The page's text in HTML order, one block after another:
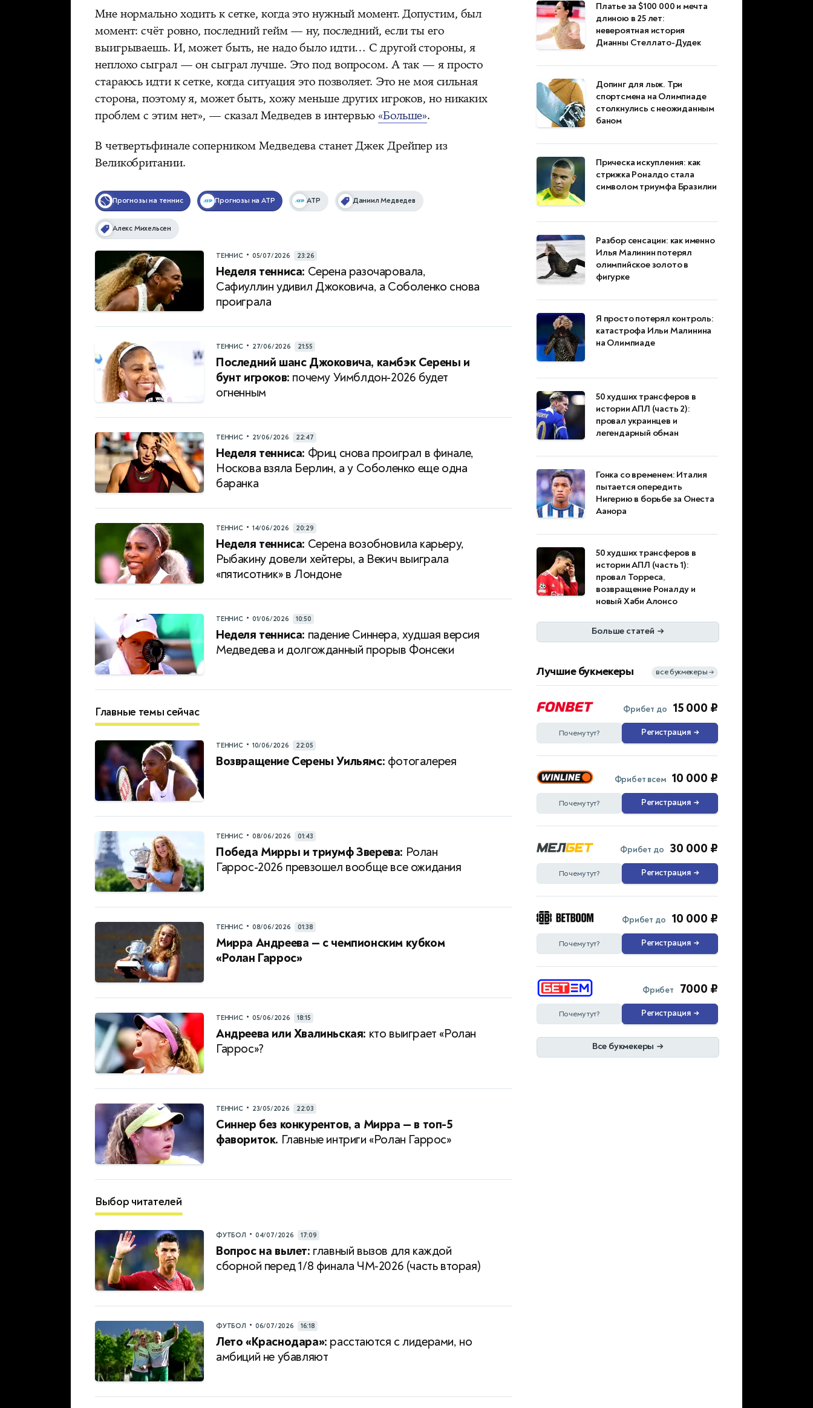
Мне нормально ходить к сетке, когда это нужный момент. Допустим, был
момент: счёт ровно, последний гейм — ну, последний, если ты его
выигрываешь. И, может быть, не надо было идти… С другой стороны, я
неплохо сыграл — он сыграл лучше. Это под вопросом. А так — я просто
стараюсь идти к сетке, когда ситуация это позволяет. Это не моя сильная
сторона, поэтому я, может быть, хожу меньше других игроков, но никаких
проблем с этим нет», — сказал Медведев в интервью«Больше».
В четвертьфинале соперником Медведева станет Джек Дрейпер из
Великобритании.
Прогнозы на теннис Прогнозы на ATP ATP Даниил Медведев
Алекс Михельсен
ТЕННИС • 05/07/2026 23:26
Неделя тенниса: Серена разочаровала,
Сафиуллин удивил Джоковича, а Соболенко снова
проиграла
ТЕННИС • 27/06/2026 21:55
Последний шанс Джоковича, камбэк Серены и
бунт игроков: почему Уимблдон-2026 будет
огненным
ТЕННИС • 21/06/2026 22:47
Неделя тенниса: Фриц снова проиграл в финале,
Носкова взяла Берлин, а у Соболенко еще одна
баранка
ТЕННИС • 14/06/2026 20:29
Неделя тенниса: Серена возобновила карьеру,
Рыбакину довели хейтеры, а Векич выиграла
«пятисотник» в Лондоне
ТЕННИС • 01/06/2026 10:50
Неделя тенниса: падение Синнера, худшая версия
Медведева и долгожданный прорыв Фонсеки
Главные темы сейчас
ТЕННИС • 10/06/2026 22:05
Возвращение Серены Уильямс: фотогалерея
ТЕННИС • 08/06/2026 01:43
Победа Мирры и триумф Зверева: Ролан
Гаррос-2026 превзошел вообще все ожидания
ТЕННИС • 08/06/2026 01:38
Мирра Андреева — с чемпионским кубком
«Ролан Гаррос»
ТЕННИС • 05/06/2026 18:15
Андреева или Хвалиньская: кто выиграет «Ролан
Гаррос»?
ТЕННИС • 23/05/2026 22:03
Синнер без конкурентов, а Мирра — в топ-5
фавориток. Главные интриги «Ролан Гаррос»
Выбор читателей
ФУТБОЛ • 04/07/2026 17:09
Вопрос на вылет: главный вызов для каждой
сборной перед 1/8 финала ЧМ‑2026 (часть вторая)
ФУТБОЛ • 06/07/2026 16:18
Лето «Краснодара»: расстаются с лидерами, но
амбиций не убавляют
Платье за $100 000 и мечта
длиною в 25 лет:
невероятная история
Дианны Стеллато-Дудек
Допинг для лыж. Три
спортсмена на Олимпиаде
столкнулись с неожиданным
баном
Прическа искупления: как
стрижка Роналдо стала
символом триумфа Бразилии
Разбор сенсации: как именно
Илья Малинин потерял
олимпийское золото в
фигурке
Я просто потерял контроль:
катастрофа Ильи Малинина
на Олимпиаде
50 худших трансферов в
истории АПЛ (часть 2):
провал украинцев и
легендарный обман
Гонка со временем: Италия
пытается опередить
Нигерию в борьбе за Онеста
Аанора
50 худших трансферов в
истории АПЛ (часть 1):
провал Торреса,
возвращение Роналду и
новый Хаби Алонсо
Больше статей →
Лучшие букмекеры все букмекеры →
Фрибет до 15 000 ₽
Почему тут? Регистрация →
Фрибет всем 10 000 ₽
Почему тут? Регистрация →
Фрибет до 30 000 ₽
Почему тут? Регистрация →
Фрибет до 10 000 ₽
Почему тут? Регистрация →
Фрибет 7000 ₽
Почему тут? Регистрация →
Все букмекеры →